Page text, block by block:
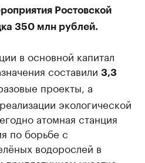
Ростовской
350 млн рублей.
в основной капитал
составили 3,3
проекты, а
экологической
атомная станция
по борьбе с
водорослей в